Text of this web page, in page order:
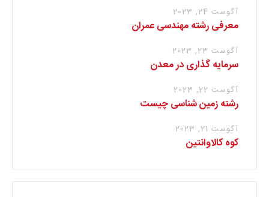
آگوست 24, 2023
معرفی رشته مهندسی عمران
آگوست 23, 2023
سرمایه گذاری در معدن
آگوست 22, 2023
رشته زمین شناسی چیست
آگوست 21, 2023
کوه کالاوانتین